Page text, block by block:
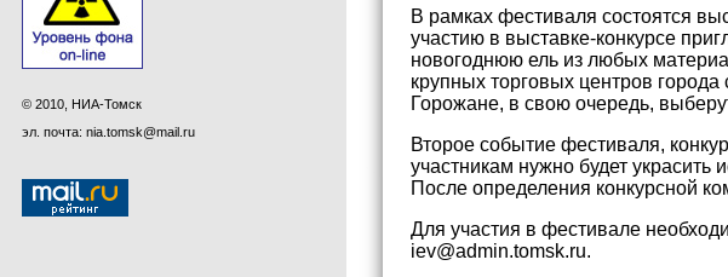
© 2010, НИА-Томск
эл. почта: nia.tomsk@mail.ru
В рамках фестиваля состоятся
участию в выставке-конкурсе
новогоднюю ель из любых
крупных торговых центров
Горожане, в свою очередь,
Второе событие фестиваля,
участникам нужно будет
После определения конкурсной
Для участия в фестивале
iev@admin.tomsk.ru.